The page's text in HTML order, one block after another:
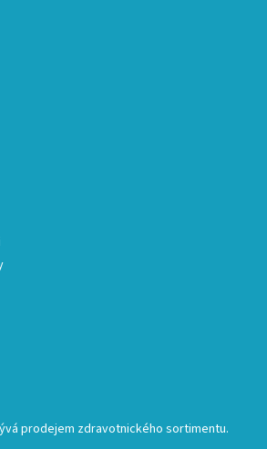
prodejem zdravotnického sortimentu.